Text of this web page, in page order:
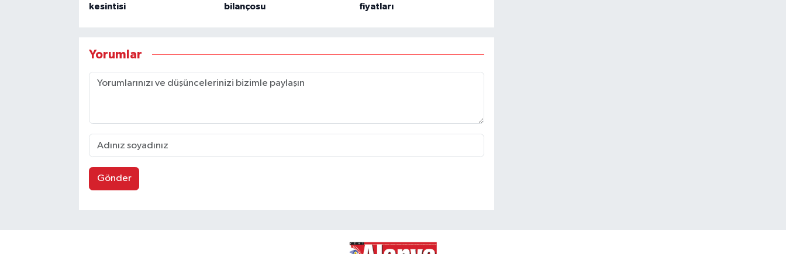
kesintisi
bilançosu
fiyatları
Yorumlar
Gönder